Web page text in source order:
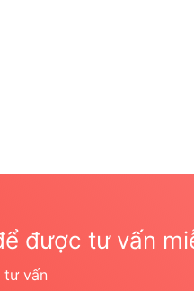
được tư vấn
vấn